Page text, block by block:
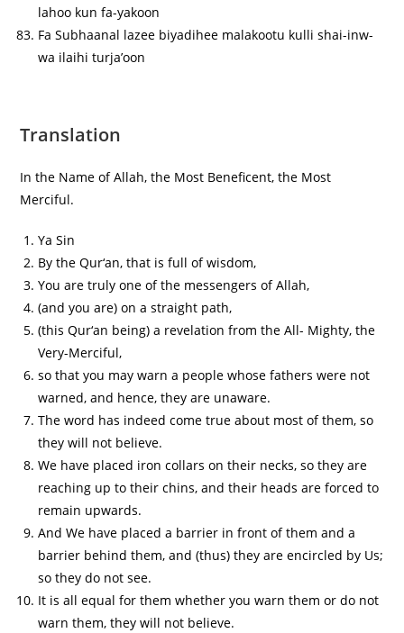
lahoo kun fa-yakoon
Fa Subhaanal lazee biyadihee malakootu kulli shai-inw-
wa ilaihi turja’oon
Translation
In the Name of Allah, the Most Beneficent, the Most
Merciful.
Ya Sin
By the Qur‘an, that is full of wisdom,
You are truly one of the messengers of Allah,
(and you are) on a straight path,
(this Qur‘an being) a revelation from the All- Mighty, the
Very-Merciful,
so that you may warn a people whose fathers were not
warned, and hence, they are unaware.
The word has indeed come true about most of them, so
they will not believe.
We have placed iron collars on their necks, so they are
reaching up to their chins, and their heads are forced to
remain upwards.
And We have placed a barrier in front of them and a
barrier behind them, and (thus) they are encircled by Us;
so they do not see.
It is all equal for them whether you warn them or do not
warn them, they will not believe.